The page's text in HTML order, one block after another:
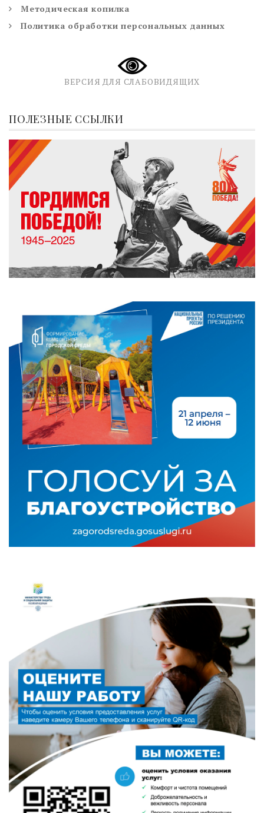
Методическая копилка
Политика обработки персональных данных
ВЕРСИЯ ДЛЯ СЛАБОВИДЯЩИХ
ПОЛЕЗНЫЕ ССЫЛКИ